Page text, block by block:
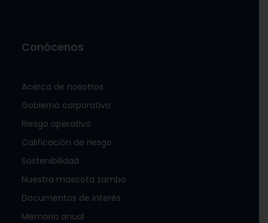
Conócenos
Acerca de nosotros
Gobierno corporativo
Riesgo operativo
Calificación de riesgo
Sostenibilidad
Nuestra mascota zambo
Documentos de interés
Memoria anual